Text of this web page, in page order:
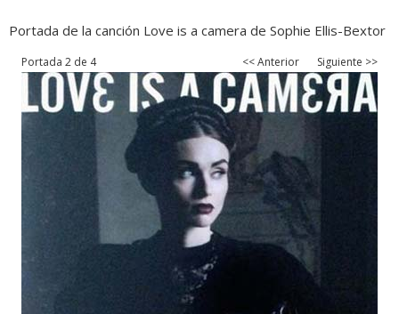
Portada de la canción Love is a camera de Sophie Ellis-Bextor
Portada 2 de 4 << Anterior Siguiente >>